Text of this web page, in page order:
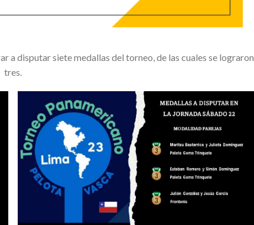
a disputar siete medallas del torneo, de las cuales se lograron
tres.